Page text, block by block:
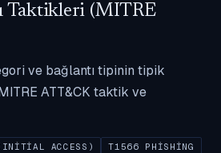
Taktikleri (MITRE
ve bağlantı tipinin tipik
ATT&CK taktik ve
ACCESS)
T1566 PHISHING